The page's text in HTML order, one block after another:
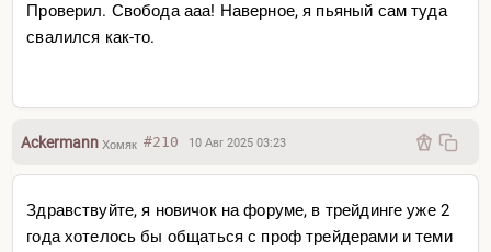
Проверил. Свобода ааа! Наверное, я пьяный сам туда
свалился как-то.
AckermannХомяк #210 10 Авг 2025 03:23
Здравствуйте, я новичок на форуме, в трейдинге уже 2
года хотелось бы общаться с проф трейдерами и теми